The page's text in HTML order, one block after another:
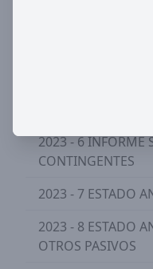
2023 - 4 ESTADO
SITUACION
2023 - 5 ESTADO
2023 - 6 INFORME
CONTINGENTES
2023 - 7 ESTADO
2023 - 8 ESTADO
OTROS PASIVOS